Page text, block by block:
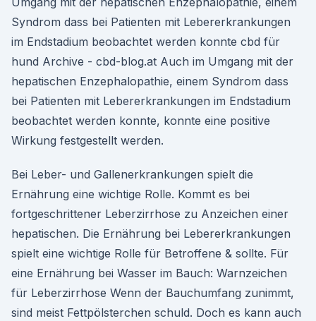
Syndrom dass bei Patienten mit Lebererkrankungen
im Endstadium beobachtet werden konnte cbd für
hund Archive - cbd-blog.at Auch im Umgang mit der
hepatischen Enzephalopathie, einem Syndrom dass
bei Patienten mit Lebererkrankungen im Endstadium
beobachtet werden konnte, konnte eine positive
Wirkung festgestellt werden.
Bei Leber- und Gallenerkrankungen spielt die
Ernährung eine wichtige Rolle. Kommt es bei
fortgeschrittener Leberzirrhose zu Anzeichen einer
hepatischen. Die Ernährung bei Lebererkrankungen
spielt eine wichtige Rolle für Betroffene & sollte. Für
eine Ernährung bei Wasser im Bauch: Warnzeichen
für Leberzirrhose Wenn der Bauchumfang zunimmt,
sind meist Fettpölsterchen schuld. Doch es kann auch